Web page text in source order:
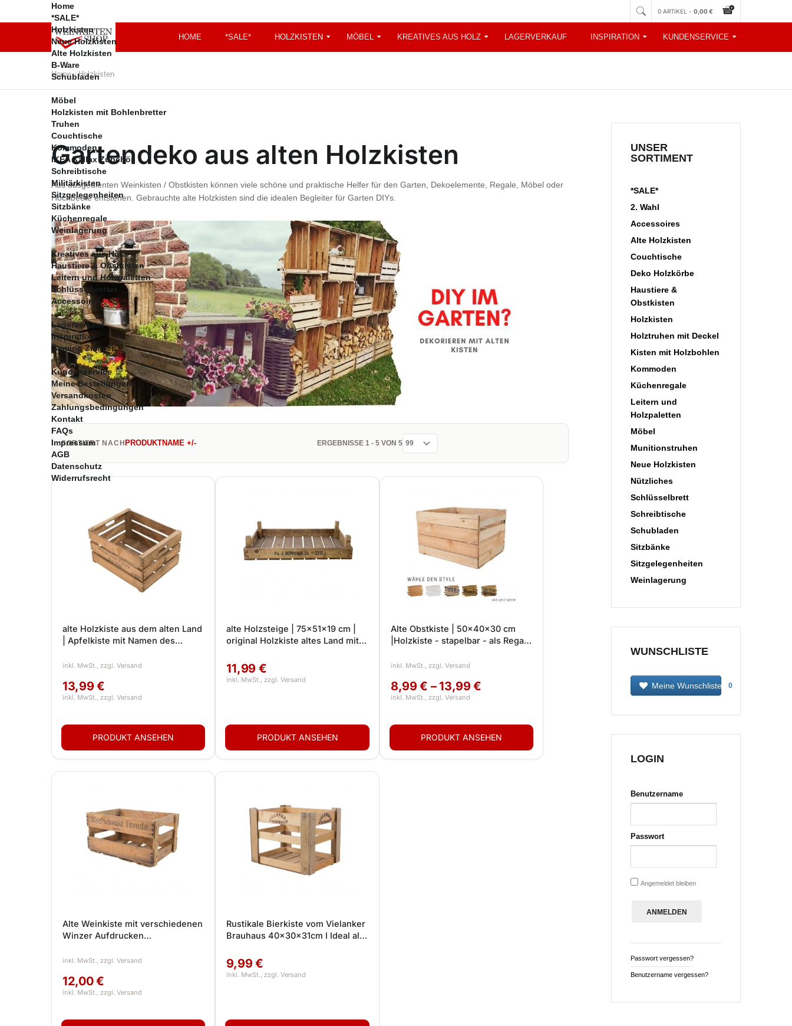
Home
*SALE*
Holzkisten
Neue Holzkisten
Alte Holzkisten
B-Ware
Schubladen
Möbel
Holzkisten mit Bohlenbretter
Truhen
Couchtische
Kommoden
IKEA Kallax Zubehör
Schreibtische
Militärkisten
Sitzgelegenheiten
Sitzbänke
Küchenregale
Weinlagerung
Kreatives aus Holz
Haustiere & Obstkisten
Leitern und Holzpaletten
Schlüsselbretter
Accessoires
Lagerverkauf
Inspiration
Gaming Zimmer
Kundenservice
Meine Bestellungen
Versandkosten
Zahlungsbedingungen
Kontakt
FAQs
Impressum
AGB
Datenschutz
Widerrufsrecht
0 ARTIKEL - 0,00 €
HOME *SALE* HOLZKISTEN MÖBEL KREATIVES AUS HOLZ LAGERVERKAUF INSPIRATION
Gaming Zimmer
KUNDENSERVICE
Meine Bestellungen
Zahlungsbedingung
en
FAQs
Impressum
AGB
Datenschutz
Widerrufsrecht
Home / Holzkisten
Gartendeko aus alten Holzkisten
Aus ausgedienten Weinkisten / Obstkisten können viele schöne und praktische Helfer für den Garten, Dekoelemente, Regale, Möbel oder
Hochbeete entstehen. Gebrauchte alte Holzkisten sind die idealen Begleiter für Garten DIYs.
SORTIERT NACH PRODUKTNAME +/- ERGEBNISSE 1 - 5 VON 5
alte Holzkiste aus dem alten Land
| Apfelkiste mit Namen des
49x39x28 cm | alte Kiste als
13,99 €
alte Holzsteige | 75x51x19 cm |
original Holzkiste altes Land mit
dekorieren, Tischdeko,
Gartendeko
11,99 €
Alte Obstkiste | 50x40x30 cm
|Holzkiste - stapelbar - als Regal
für Deko aus Naturmaterialien
8,99 € – 13,99 €
Alte Weinkiste mit verschiedenen
Winzer Aufdrucken
Fahrradkorb, Flaschenkiste oder
12,00 €
Rustikale Bierkiste vom Vielanker
Brauhaus 40x30x31cm I Ideal als
Brauerei
9,99 €
UNSER
SORTIMENT
*SALE*
2. Wahl
Accessoires
Alte Holzkisten
Couchtische
Deko Holzkörbe
Haustiere &
Obstkisten
Holzkisten
Holztruhen mit Deckel
Kisten mit Holzbohlen
Kommoden
Küchenregale
Leitern und
Holzpaletten
Möbel
Munitionstruhen
Neue Holzkisten
Nützliches
Schlüsselbrett
Schreibtische
Schubladen
Sitzbänke
Sitzgelegenheiten
Weinlagerung
WUNSCHLISTE
Meine Wunschliste 0
LOGIN
Benutzername
Passwort
Angemeldet bleiben
Passwort vergessen?
Benutzername vergessen?